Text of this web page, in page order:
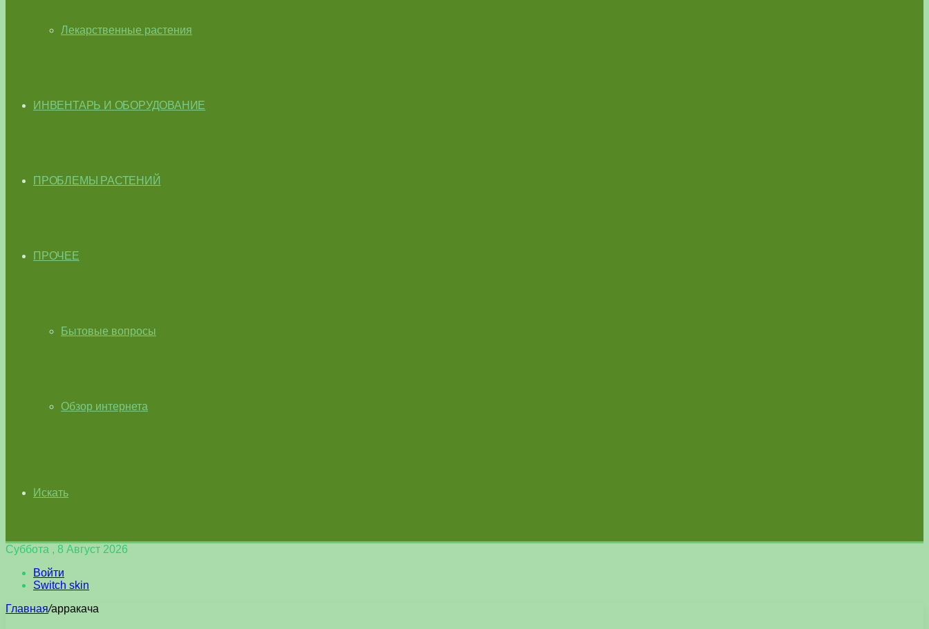
Лекарственные растения
ИНВЕНТАРЬ И ОБОРУДОВАНИЕ
ПРОБЛЕМЫ РАСТЕНИЙ
ПРОЧЕЕ
Бытовые вопросы
Обзор интернета
Искать
Суббота , 8 Август 2026
Войти
Switch skin
Главная/арракача